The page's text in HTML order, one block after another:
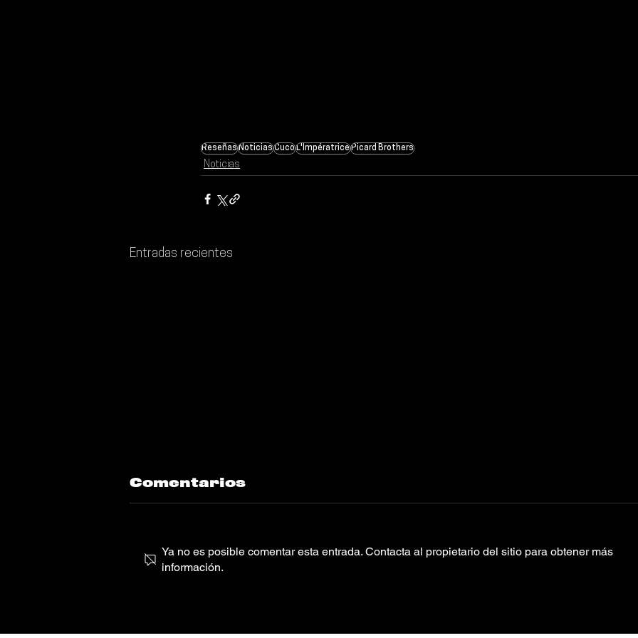
ReseñasNoticiasCucoL'ImpératricePicard Brothers
Noticias
Entradas recientes
Dance”
Trópico x
Comentarios
Ya no es posible comentar esta entrada. Contacta al propietario del sitio para obtener más
información.